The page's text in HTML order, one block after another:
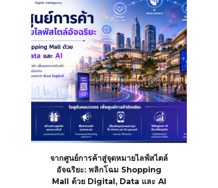
จากศูนย์การค้าสู่จุดหมายไลฟ์สไตล์
อัจฉริยะ: พลิกโฉม Shopping
Mall ด้วย Digital, Data และ AI